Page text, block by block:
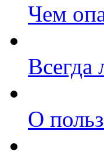
Чем
Всегда
О